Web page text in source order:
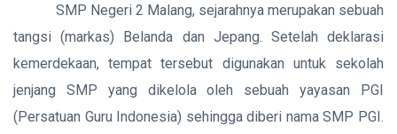
SMP Negeri 2 Malang, sejarahnya merupakan sebuah
tangsi (markas) Belanda dan Jepang. Setelah deklarasi
kemerdekaan, tempat tersebut digunakan untuk sekolah
jenjang SMP yang dikelola oleh sebuah yayasan PGI
(Persatuan Guru Indonesia) sehingga diberi nama SMP PGI.